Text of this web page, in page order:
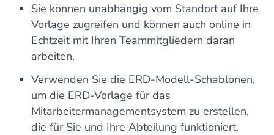
Sie können unabhängig vom Standort auf Ihre
Vorlage zugreifen und können auch online in
Echtzeit mit Ihren Teammitgliedern daran
arbeiten.
Verwenden Sie die ERD-Modell-Schablonen,
um die ERD-Vorlage für das
Mitarbeitermanagementsystem zu erstellen,
die für Sie und Ihre Abteilung funktioniert.